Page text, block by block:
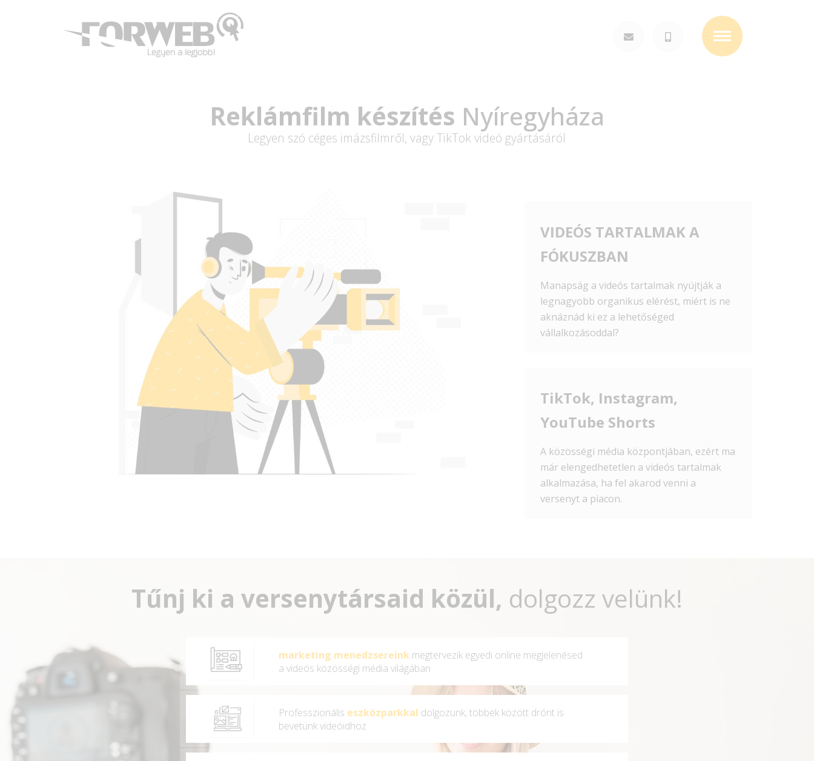
Toggle
navigation
Reklámfilm készítés Nyíregyháza
Legyen szó céges imázsfilmről, vagy TikTok videó gyártásáról
VIDEÓS TARTALMAK A
FÓKUSZBAN
Manapság a videós tartalmak nyújtják a
legnagyobb organikus elérést, miért is ne
aknáznád ki ez a lehetőséged
vállalkozásoddal?
TikTok, Instagram,
YouTube Shorts
A közösségi média központjában, ezért ma
már elengedhetetlen a videós tartalmak
alkalmazása, ha fel akarod venni a
versenyt a piacon.
Tűnj ki a versenytársaid közül, dolgozz velünk!
marketing menedzsereink megtervezik egyedi online megjelenésed
a videós közösségi média világában
Professzionális eszközparkkal dolgozunk, többek között drónt is
bevetünk videóidhoz